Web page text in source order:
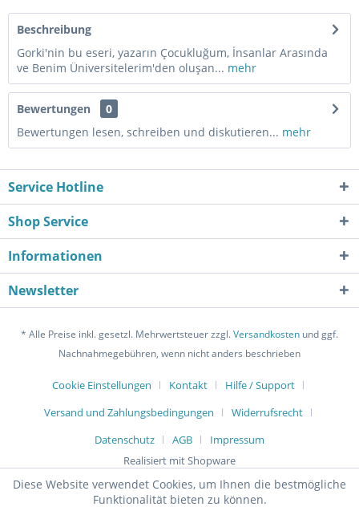
Beschreibung
Gorki'nin bu eseri, yazarın Çocukluğum, İnsanlar Arasında
ve Benim Üniversitelerim'den oluşan... mehr
Bewertungen
0
Bewertungen lesen, schreiben und diskutieren... mehr
Service Hotline
Shop Service
Informationen
Newsletter
* Alle Preise inkl. gesetzl. Mehrwertsteuer zzgl.Versandkosten und ggf.
Nachnahmegebühren, wenn nicht anders beschrieben
Cookie Einstellungen Kontakt
Hilfe / Support
Versand und Zahlungsbedingungen
Widerrufsrecht
Datenschutz
AGB
Impressum
Realisiert mit Shopware
Diese Website verwendet Cookies, um Ihnen die bestmögliche
Funktionalität bieten zu können.